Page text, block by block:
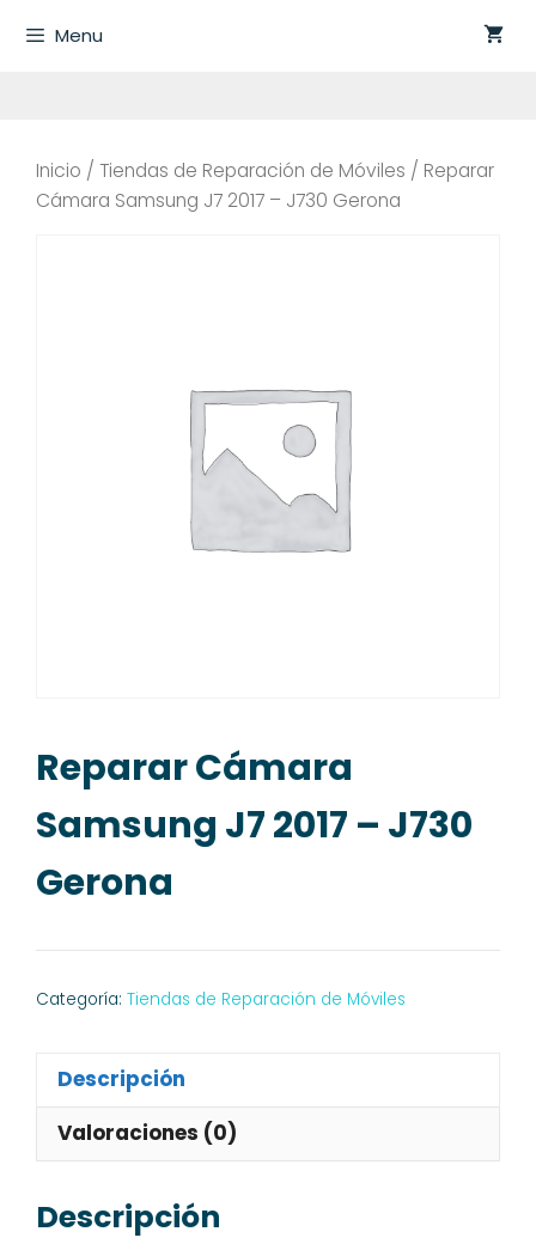
Menu
Inicio / Tiendas de Reparación de Móviles / Reparar
Cámara Samsung J7 2017 – J730 Gerona
Reparar Cámara
Samsung J7 2017 – J730
Gerona
Categoría: Tiendas de Reparación de Móviles
Descripción
Valoraciones (0)
Descripción